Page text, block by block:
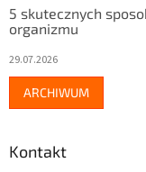
5 skutecznych
organizmu
29.07.2026
ARCHIWUM
Kontakt